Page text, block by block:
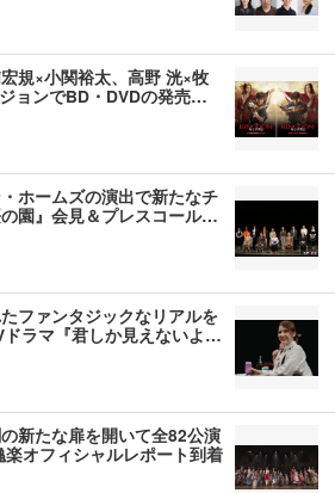
規×小関裕太、高野 洸×牧
ョンでBD・DVDの発売…
ホームズの演出で新たなチ
園』会見＆プレスコール…
ファンタジックなリアルを
ドラマ『君しか見えないよ…
新たな扉を開いて全82公演
オフィシャルレポート到着